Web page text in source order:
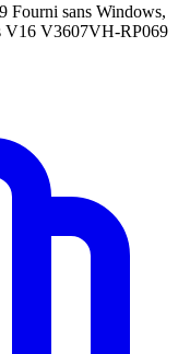
Fourni sans Windows,
V16 V3607VH-RP069